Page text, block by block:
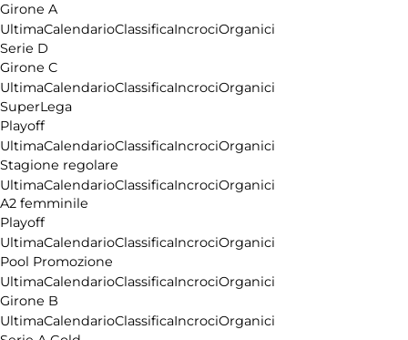
Girone A
UltimaCalendarioClassificaIncrociOrganici
Serie D
Girone C
UltimaCalendarioClassificaIncrociOrganici
SuperLega
Playoff
UltimaCalendarioClassificaIncrociOrganici
Stagione regolare
UltimaCalendarioClassificaIncrociOrganici
A2 femminile
Playoff
UltimaCalendarioClassificaIncrociOrganici
Pool Promozione
UltimaCalendarioClassificaIncrociOrganici
Girone B
UltimaCalendarioClassificaIncrociOrganici